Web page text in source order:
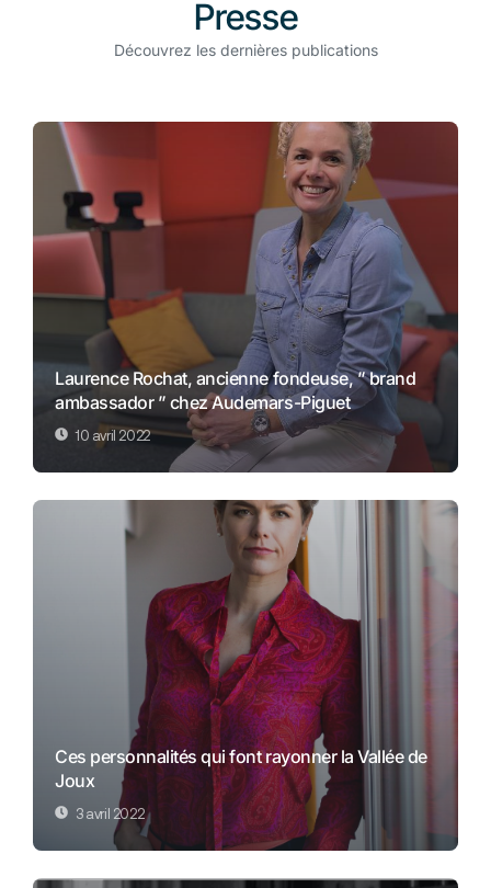
Presse
Découvrez les dernières publications
Laurence Rochat, ancienne fondeuse, ” brand
ambassador ” chez Audemars-Piguet
10 avril 2022
Ces personnalités qui font rayonner la Vallée de
Joux
3 avril 2022